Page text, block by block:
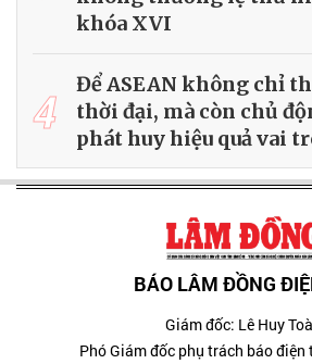
khóa XVI
4
Để ASEAN không chỉ
thời đại, mà còn chủ
phát huy hiệu quả vai
BÁO LÂM ĐỒNG
Giám đốc: Lê Huy
Phó Giám đốc phụ trách báo điện